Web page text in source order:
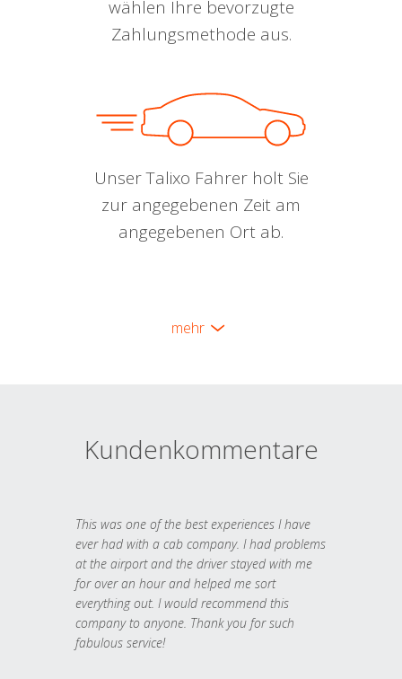
wählen Ihre bevorzugte
Zahlungsmethode aus.
Unser Talixo Fahrer holt Sie
zur angegebenen Zeit am
angegebenen Ort ab.
mehr
Kundenkommentare
This was one of the best experiences I have
ever had with a cab company. I had problems
at the airport and the driver stayed with me
for over an hour and helped me sort
everything out. I would recommend this
company to anyone. Thank you for such
fabulous service!